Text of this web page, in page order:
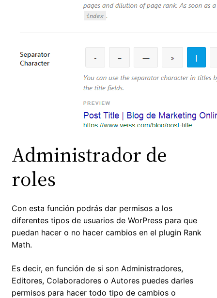
Administrador de
roles
Con esta función podrás dar permisos a los
diferentes tipos de usuarios de WorPress para que
puedan hacer o no hacer cambios en el plugin Rank
Math.
Es decir, en función de si son Administradores,
Editores, Colaboradores o Autores puedes darles
permisos para hacer todo tipo de cambios o